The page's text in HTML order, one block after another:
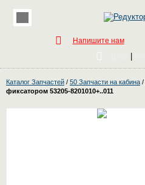
Напишите нам
Каталог Запчастей / 50 Запчасти на кабина /
фиксатором 53205-8201010+..011